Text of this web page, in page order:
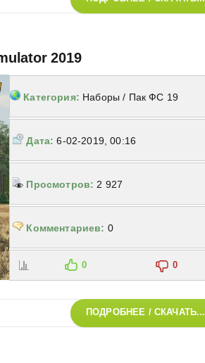
2019
Категория: Наборы / Пак ФС 19
Дата: 6-02-2019, 00:16
Просмотров: 2 927
Комментариев: 0
0 0
ПОДРОБНЕЕ / СКАЧАТЬ...